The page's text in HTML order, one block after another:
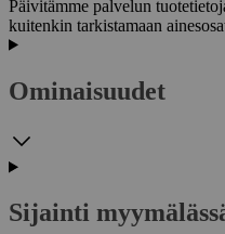
Päivitämme palvelun
kuitenkin tarkistamaan
Ominaisuudet
Sijainti